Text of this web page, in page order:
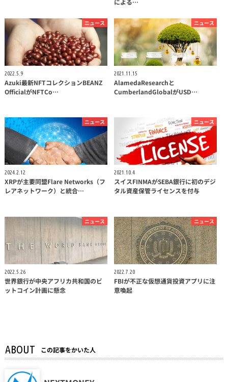
ニュース
2022.5.9
Azuki最新NFTコレクションBEANZ
OfficialがNFTCo…
ニュース
2021.11.15
AlamedaResearchと
CumberlandGlobalがUSD…
ニュース
2024.2.12
XRPが主要同盟Flare Networks（フ
レアネットワーク）と統合…
ニュース
2021.10.4
スイスFINMAがSEBA銀行に初のデジ
タル資産保管ライセンスを付与
ニュース
2022.5.26
世界銀行が中央アフリカ共和国のビ
ットコイン計画に懸念
ニュース
2022.7.20
FBIが不正な仮想通貨投資アプリに注
意喚起
ABOUT この記事をかいた人